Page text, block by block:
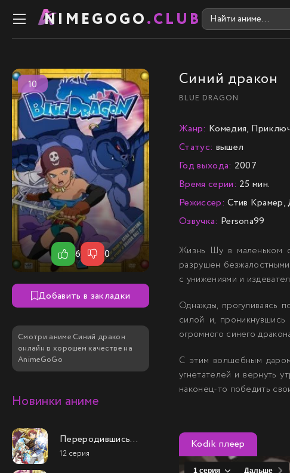
NIMEGOGO.CLUB
Синий дракон
BLUE DRAGON
10
6 0
Добавить в закладки
Смотри аниме Синий дракон
онлайн в хорошем качестве на
AnimeGoGo
Новинки аниме
Переродившись
аристократом-
неудачником, я
12 серия
Жанр: Комедия,
Статус: вышел
Год выхода: 2007
Время серии: 25 мин.
Режиссер: Стив Крамер,
Озвучка: Persona99
Жизнь Шу в маленьком
разрушен
с унижениями и
Однажды, прогуливаясь
силой и,
огромного синего
С этим волшебным
угнетателей и вернуть
наконец-то победить
Kodik плеер